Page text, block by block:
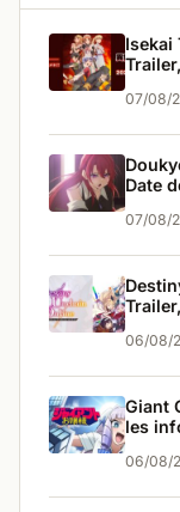
Isekai
07/08/
Date
07/08/
06/08/
Giant
les
06/08/